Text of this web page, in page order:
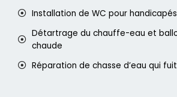
Installation de WC pour handicapés
Détartrage du chauffe-eau et
chaude
Réparation de chasse d’eau qui fuit